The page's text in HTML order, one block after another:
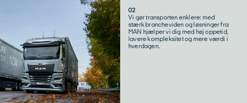
02
Vi gør transporten enklere: med
stærk brancheviden og løsninger fra
MAN hjælper vi dig med høj oppetid,
lavere kompleksitet og mere værdi i
hverdagen.